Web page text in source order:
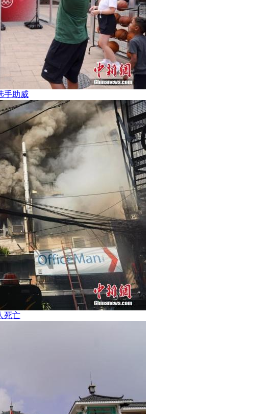
手助威
死亡